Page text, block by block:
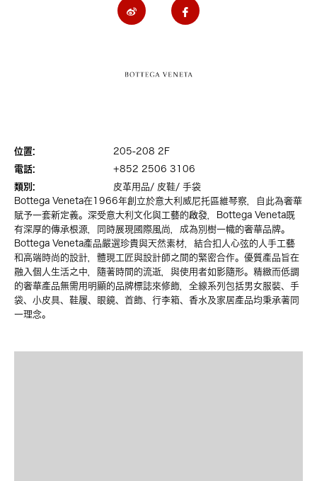
位置:
205-208 2F
電話:
+852 2506 3106
類別:
皮革用品/ 皮鞋/ 手袋
Bottega Veneta在1966年創立於意大利威尼托區維琴察，自此為奢華
賦予一套新定義。深受意大利文化與工藝的啟發，Bottega Veneta既
有深厚的傳承根源，同時展現國際風尚，成為別樹一幟的奢華品牌。
Bottega Veneta產品嚴選珍貴與天然素材，結合扣人心弦的人手工藝
和高端時尚的設計，體現工匠與設計師之間的緊密合作。優質產品旨在
融入個人生活之中，隨著時間的流逝，與使用者如影隨形。精緻而低調
的奢華產品無需用明顯的品牌標誌來修飾，全線系列包括男女服裝、手
袋、小皮具、鞋履、眼鏡、首飾、行李箱、香水及家居產品均秉承著同
一理念。